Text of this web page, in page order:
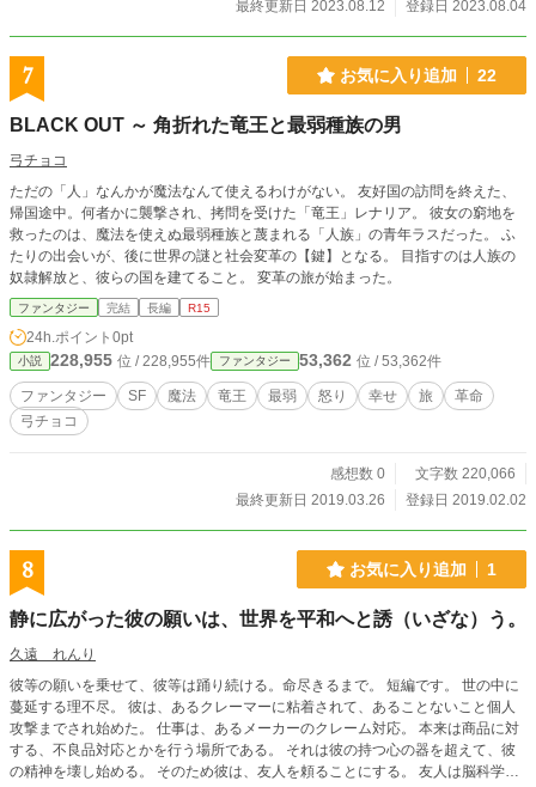
最終更新日 2023.08.12 登録日 2023.08.04
7 お気に入り追加 22
BLACK OUT ～ 角折れた竜王と最弱種族の男
弓チョコ
ただの「人」なんかが魔法なんて使えるわけがない。 友好国の訪問を終えた、
帰国途中。何者かに襲撃され、拷問を受けた「竜王」レナリア。 彼女の窮地を
救ったのは、魔法を使えぬ最弱種族と蔑まれる「人族」の青年ラスだった。 ふ
たりの出会いが、後に世界の謎と社会変革の【鍵】となる。 目指すのは人族の
奴隷解放と、彼らの国を建てること。 変革の旅が始まった。
ファンタジー 完結 長編 R15
24h.ポイント 0pt
小説 228,955 位 / 228,955件 ファンタジー 53,362 位 / 53,362件
ファンタジー SF 魔法 竜王 最弱 怒り 幸せ 旅
革命
弓チョコ
感想数 0
文字数 220,066
最終更新日 2019.03.26
登録日 2019.02.02
8 お気に入り追加 1
静に広がった彼の願いは、世界を平和へと誘（いざな）う。
久遠 れんり
彼等の願いを乗せて、彼等は踊り続ける。命尽きるまで。 短編です。 世の中に
蔓延する理不尽。 彼は、あるクレーマーに粘着されて、あることないこと個人
攻撃までされ始めた。 仕事は、あるメーカーのクレーム対応。 本来は商品に対
する、不良品対応とかを行う場所である。 それは彼の持つ心の器を超えて、彼
の精神を壊し始める。 そのため彼は、友人を頼ることにする。 友人は脳科学者